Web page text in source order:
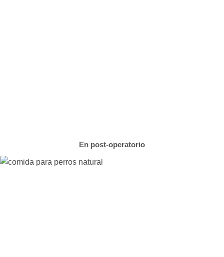
En post-operatorio